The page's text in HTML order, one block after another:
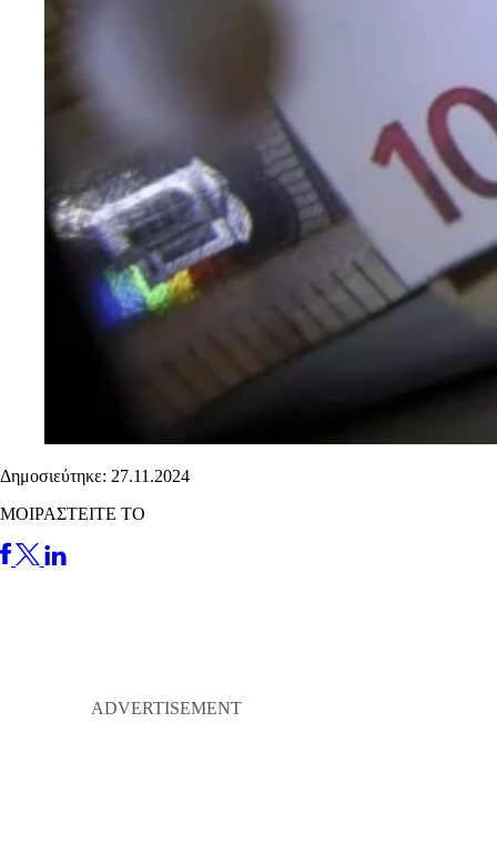
Δημοσιεύτηκε: 27.11.2024
ΜΟΙΡΑΣΤΕΙΤΕ ΤΟ